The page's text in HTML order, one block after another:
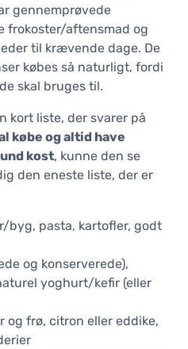
gennemprøvede
frokoster/aftensmad og
til krævende dage. De
købes så naturligt, fordi
skal bruges til.
kort liste, der svarer på
købe og altid have
kost, kunne den se
den eneste liste, der er
byg, pasta, kartofler, godt
og konserverede),
yoghurt/kefir (eller
og frø, citron eller eddike,